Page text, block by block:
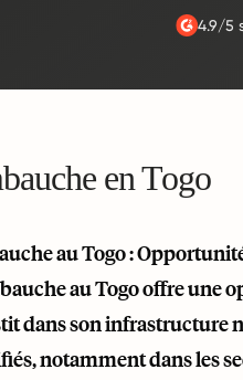
4.9/5
en Togo
au Togo :
au Togo offre une
dans son infrastructure
notamment dans les